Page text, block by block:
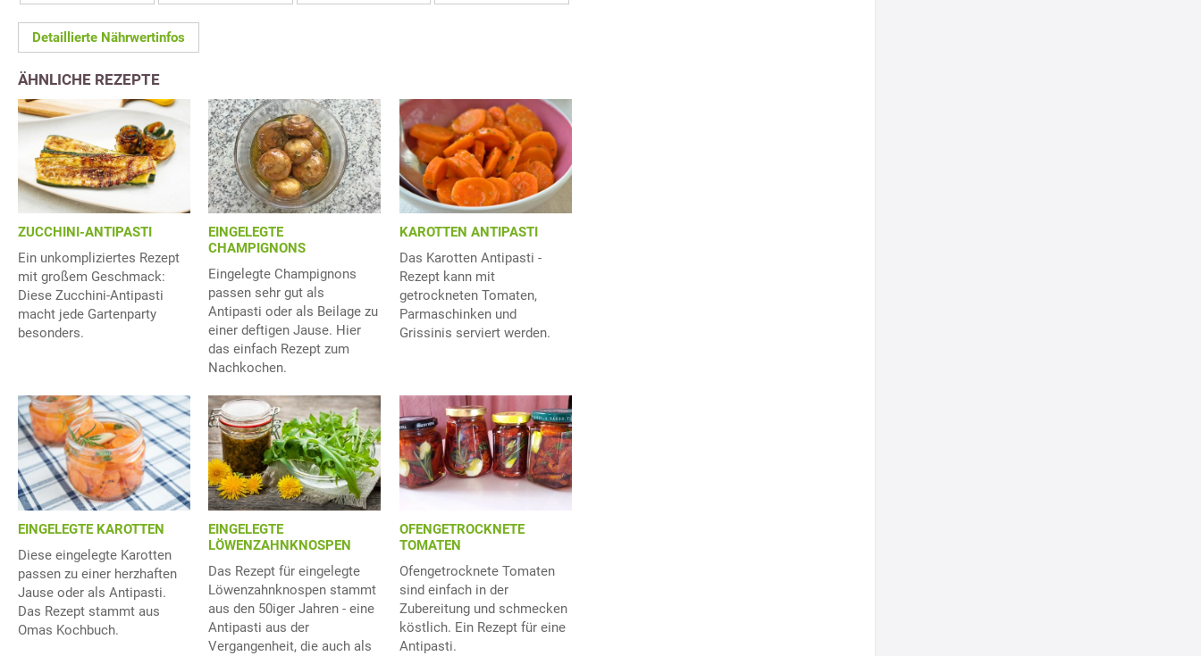
Detaillierte Nährwertinfos
ÄHNLICHE REZEPTE
ZUCCHINI-ANTIPASTI
Ein unkompliziertes Rezept
mit großem Geschmack:
Diese Zucchini-Antipasti
macht jede Gartenparty
besonders.
EINGELEGTE
CHAMPIGNONS
Eingelegte Champignons
passen sehr gut als
Antipasti oder als Beilage zu
einer deftigen Jause. Hier
das einfach Rezept zum
Nachkochen.
KAROTTEN ANTIPASTI
Das Karotten Antipasti -
Rezept kann mit
getrockneten Tomaten,
Parmaschinken und
Grissinis serviert werden.
EINGELEGTE KAROTTEN
Diese eingelegte Karotten
passen zu einer herzhaften
Jause oder als Antipasti.
Das Rezept stammt aus
Omas Kochbuch.
EINGELEGTE
LÖWENZAHNKNOSPEN
Das Rezept für eingelegte
Löwenzahnknospen stammt
aus den 50iger Jahren - eine
Antipasti aus der
Vergangenheit, die auch als
OFENGETROCKNETE
TOMATEN
Ofengetrocknete Tomaten
sind einfach in der
Zubereitung und schmecken
köstlich. Ein Rezept für eine
Antipasti.